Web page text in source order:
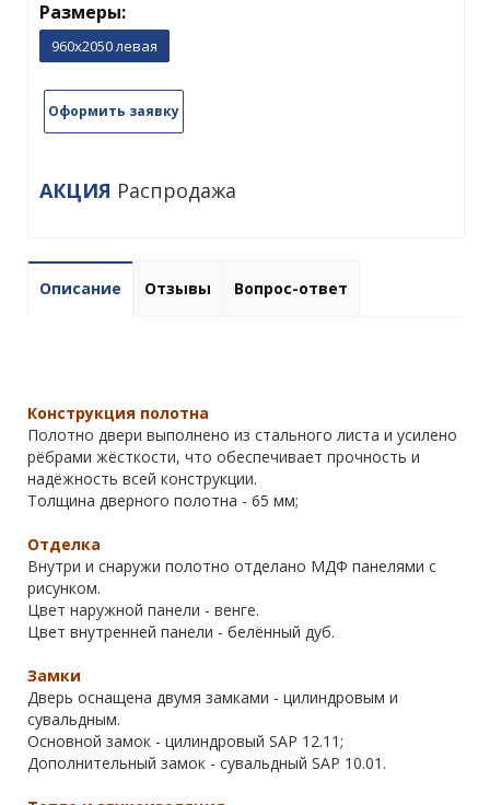
Размеры:
960х2050 левая
Оформить заявку
АКЦИЯ Распродажа
Описание Отзывы Вопрос-ответ
Конструкция полотна
Полотно двери выполнено из стального листа и усилено
рёбрами жёсткости, что обеспечивает прочность и
надёжность всей конструкции.
Толщина дверного полотна - 65 мм;
Отделка
Внутри и снаружи полотно отделано МДФ панелями с
рисунком.
Цвет наружной панели - венге.
Цвет внутренней панели - белённый дуб.
Замки
Дверь оснащена двумя замками - цилиндровым и
сувальдным.
Основной замок - цилиндровый SAP 12.11;
Дополнительный замок - сувальдный SAP 10.01.